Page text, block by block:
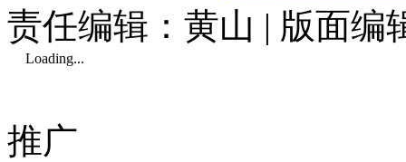
责任编辑：黄山 | 版面编
Loading...
推广